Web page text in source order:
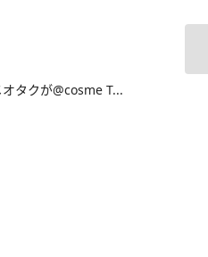
タクが@cosme T...